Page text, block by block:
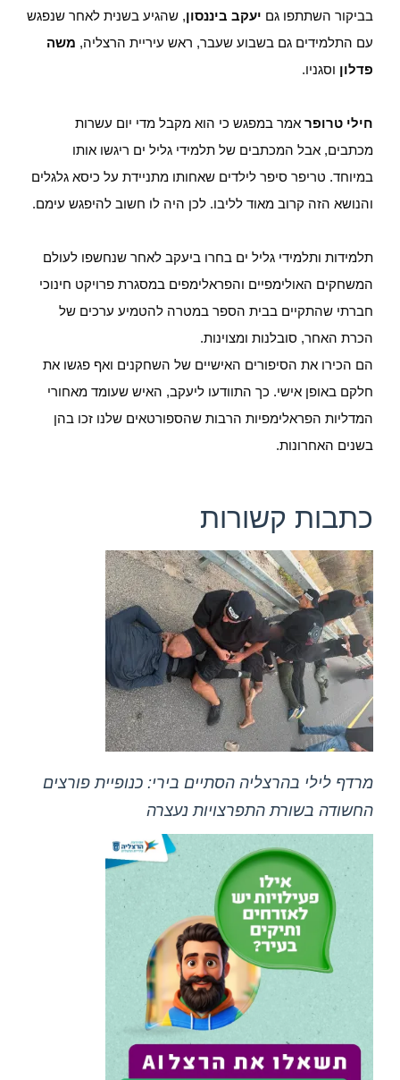
בביקור השתתפו גם יעקב ביננסון, שהגיע בשנית לאחר שנפגש
עם התלמידים גם בשבוע שעבר, ראש עיריית הרצליה, משה
פדלון וסגניו.
חילי טרופר אמר במפגש כי הוא מקבל מדי יום עשרות
מכתבים, אבל המכתבים של תלמידי גליל ים ריגשו אותו
במיוחד. טריפר סיפר לילדים שאחותו מתניידת על כיסא גלגלים
והנושא הזה קרוב מאוד לליבו. לכן היה לו חשוב להיפגש עימם.
תלמידות ותלמידי גליל ים בחרו ביעקב לאחר שנחשפו לעולם
המשחקים האולימפיים והפראלימפים במסגרת פרויקט חינוכי
חברתי שהתקיים בבית הספר במטרה להטמיע ערכים של
הכרת האחר, סובלנות ומצוינות.
הם הכירו את הסיפורים האישיים של השחקנים ואף פגשו את
חלקם באופן אישי. כך התוודעו ליעקב, האיש שעומד מאחורי
המדליות הפראלימפיות הרבות שהספורטאים שלנו זכו בהן
בשנים האחרונות.
כתבות קשורות
מרדף לילי בהרצליה הסתיים בירי: כנופיית פורצים
החשודה בשורת התפרצויות נעצרה